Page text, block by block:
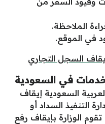
الملاحظة.
في الموقع.
السجل التجاري
في السعودية
السعودية إيقاف
التنفيذ السداد أو
تقوم الوزارة بإيقاف رفع